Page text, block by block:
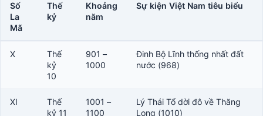
Số
La
Mã
Thế
kỷ
Khoảng
năm
Sự kiện Việt Nam tiêu biểu
X
Thế
kỷ
10
901 –
1000
Đinh Bộ Lĩnh thống nhất đất
nước (968)
XI
Thế
kỷ 11
1001 –
1100
Lý Thái Tổ dời đô về Thăng
Long (1010)